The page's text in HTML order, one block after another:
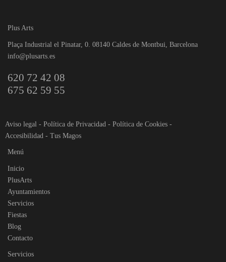
Plus Arts
Plaça Industrial el Pinatar, 0. 08140 Caldes de Montbui, Barcelona
info@plusarts.es
620 72 42 08
675 62 59 55
Aviso legal - Política de Privacidad - Política de Cookies -
Accesibilidad - Tus Magos
Menú
Inicio
PlusArts
Ayuntamientos
Servicios
Fiestas
Blog
Contacto
Servicios